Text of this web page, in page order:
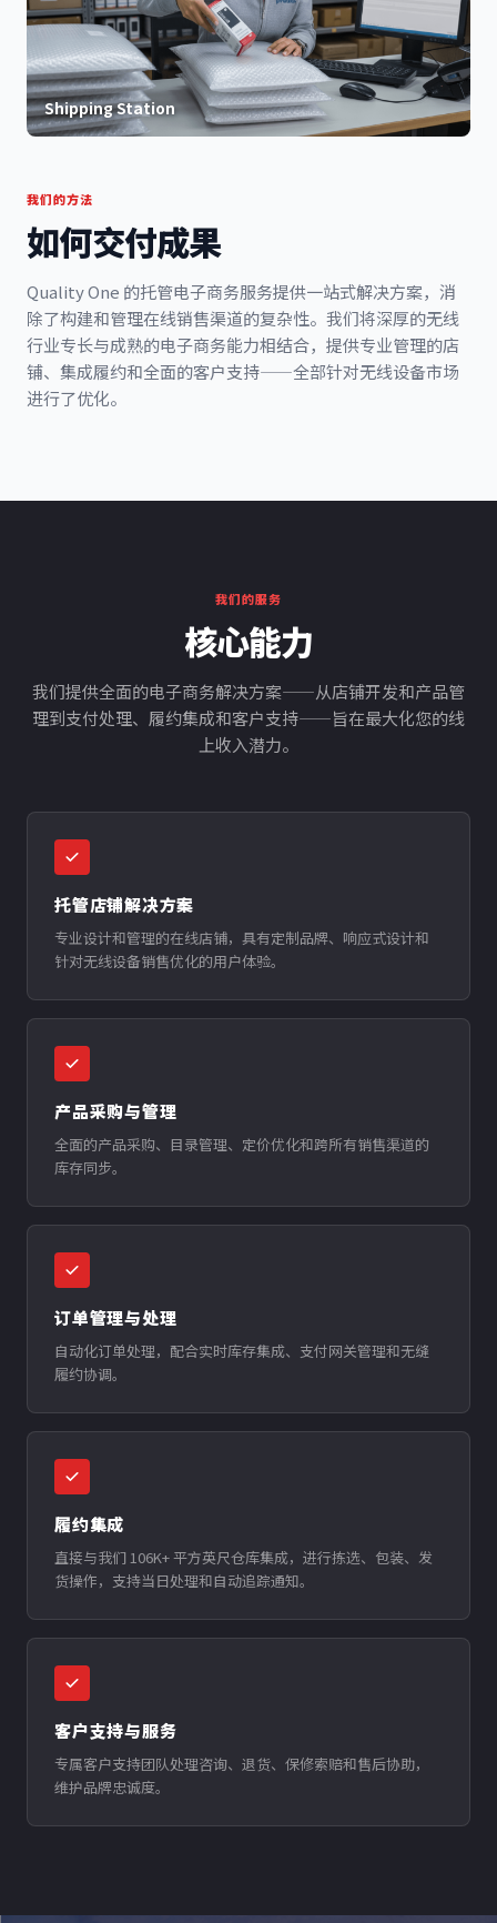
我们的方法
如何交付成果
Quality One 的托管电子商务服务提供一站式解决方案，消
除了构建和管理在线销售渠道的复杂性。我们将深厚的无线
行业专长与成熟的电子商务能力相结合，提供专业管理的店
铺、集成履约和全面的客户支持——全部针对无线设备市场
进行了优化。
Shipping Station
我们的服务
核心能力
我们提供全面的电子商务解决方案——从店铺开发和产品管
理到支付处理、履约集成和客户支持——旨在最大化您的线
上收入潜力。
托管店铺解决方案
专业设计和管理的在线店铺，具有定制品牌、响应式设计和
针对无线设备销售优化的用户体验。
产品采购与管理
全面的产品采购、目录管理、定价优化和跨所有销售渠道的
库存同步。
订单管理与处理
自动化订单处理，配合实时库存集成、支付网关管理和无缝
履约协调。
履约集成
直接与我们 106K+ 平方英尺仓库集成，进行拣选、包装、发
货操作，支持当日处理和自动追踪通知。
客户支持与服务
专属客户支持团队处理咨询、退货、保修索赔和售后协助，
维护品牌忠诚度。